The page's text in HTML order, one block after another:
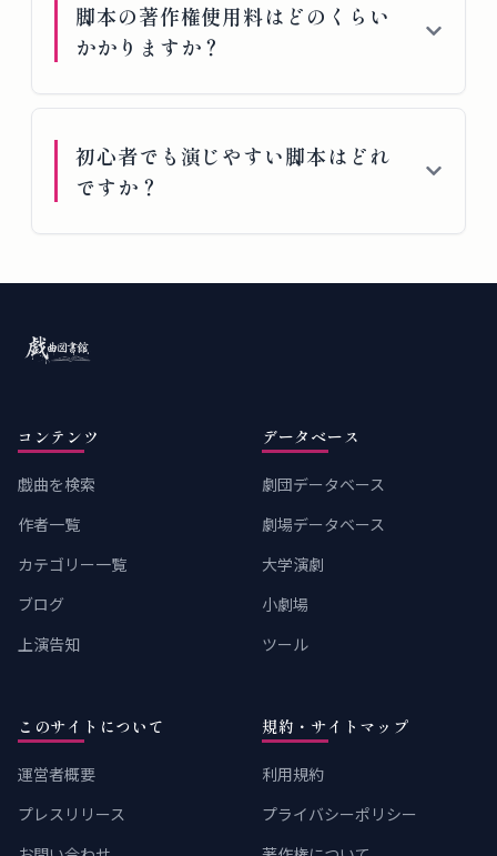
脚本の著作権使用料はどのくらい
かかりますか？
初心者でも演じやすい脚本はどれ
ですか？
コンテンツ
戯曲を検索
作者一覧
カテゴリー一覧
ブログ
上演告知
データベース
劇団データベース
劇場データベース
大学演劇
小劇場
ツール
このサイトについて
運営者概要
プレスリリース
規約・サイトマップ
利用規約
プライバシーポリシー